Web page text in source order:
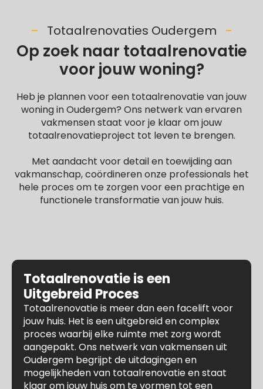
Totaalrenovaties Oudergem
Op zoek naar totaalrenovatie
voor jouw woning?
Heb je plannen voor een totaalrenovatie van jouw
woning in Oudergem? Ons netwerk van ervaren
vakmensen staat voor je klaar om jouw
totaalrenovatieproject tot leven te brengen.
Met aandacht voor detail en toewijding aan
vakmanschap, coördineren onze professionals het
hele proces om te zorgen voor een prachtige en
functionele transformatie van jouw huis.
Totaalrenovatie is een
Uitgebreid Proces
Totaalrenovatie is meer dan een facelift voor
jouw huis. Het is een uitgebreid en complex
proces waarbij elke ruimte met zorg wordt
aangepakt. Ons netwerk van vakmensen uit
Oudergem begrijpt de uitdagingen en
mogelijkheden van totaalrenovatie en staat
klaar om jouw huis om te vormen tot een